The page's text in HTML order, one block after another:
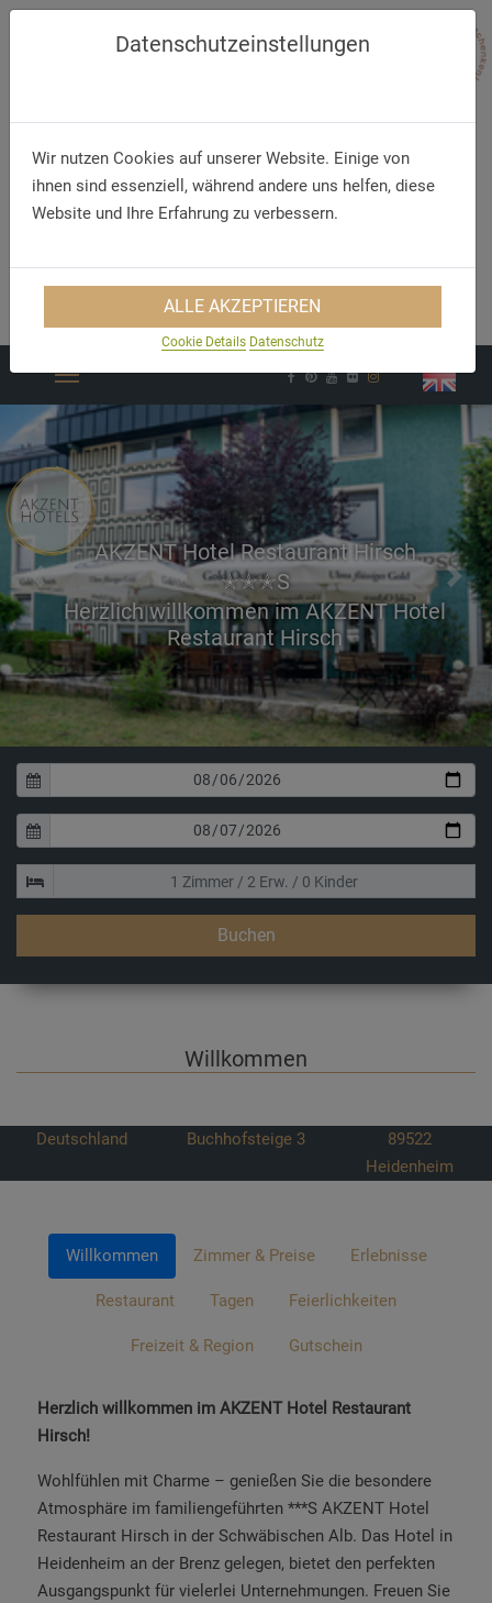
Telefon
E-Mail
AKZENT Hotel Restaurant Hirsch
✭✭✭S
Previous Next
Buchen
Willkommen
Deutschland Buchhofsteige 3
89522
Heidenheim
Willkommen Zimmer & Preise Erlebnisse
Restaurant Tagen Feierlichkeiten
Freizeit & Region Gutschein
Herzlich willkommen im AKZENT Hotel Restaurant
Hirsch!
Wohlfühlen mit Charme – genießen Sie die besondere
Atmosphäre im familiengeführten ***S AKZENT Hotel
Restaurant Hirsch in der Schwäbischen Alb. Das Hotel in
Heidenheim an der Brenz gelegen, bietet den perfekten
Ausgangspunkt für vielerlei Unternehmungen. Freuen Sie
Datenschutzeinstellungen
Wir nutzen Cookies auf unserer Website. Einige von
ihnen sind essenziell, während andere uns helfen, diese
Website und Ihre Erfahrung zu verbessern.
ALLE AKZEPTIEREN
Cookie Details Datenschutz